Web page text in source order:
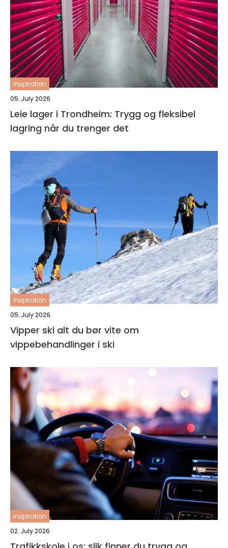
inspiration
05. July 2026
Leie lager i Trondheim: Trygg og fleksibel
lagring når du trenger det
inspiration
05. July 2026
Vipper ski alt du bør vite om
vippebehandlinger i ski
inspiration
02. July 2026